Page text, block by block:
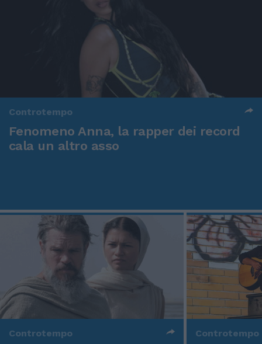
Controtempo
Fenomeno Anna, la rapper dei record
cala un altro asso
Controtempo Controtempo